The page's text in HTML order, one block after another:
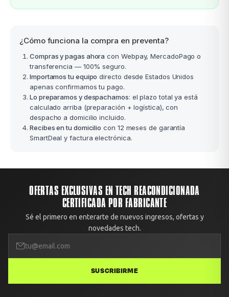
¿Cómo funciona la compra en preventa?
Compras y pagas ahora con Webpay, MercadoPago o
transferencia — 100% seguro.
Importamos tu equipo directo desde Estados Unidos
apenas confirmamos tu pago.
Lo preparamos y despachamos: el plazo total ya está
calculado arriba (preparación + logística), con
despacho a domicilio incluido.
Recibes en tu domicilio con 12 meses de garantía
SmartDeal y factura electrónica.
OFERTAS EXCLUSIVAS EN TECH REACONDICIONADA
CERTIFICADA POR FABRICANTE
Sé el primero en enterarte de nuevos ingresos, ofertas y
novedades tech.
SUSCRIBIRME